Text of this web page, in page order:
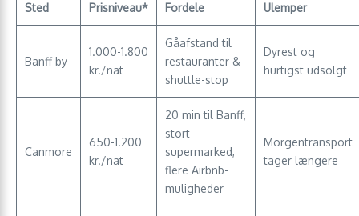
Sted Prisniveau* Fordele Ulemper
Banff by
1.000-1.800
kr./nat
Gåafstand til
restauranter &
shuttle-stop
Dyrest og
hurtigst udsolgt
Canmore
650-1.200
kr./nat
20 min til Banff,
stort
supermarked,
flere Airbnb-
muligheder
Morgentransport
tager længere